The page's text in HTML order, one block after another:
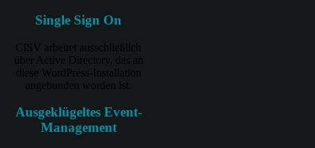
Single Sign On
CISV arbeitet ausschließlich
über Active Directory, das an
diese WordPress-Installation
angebunden worden ist.
Ausgeklügeltes Event-
Management